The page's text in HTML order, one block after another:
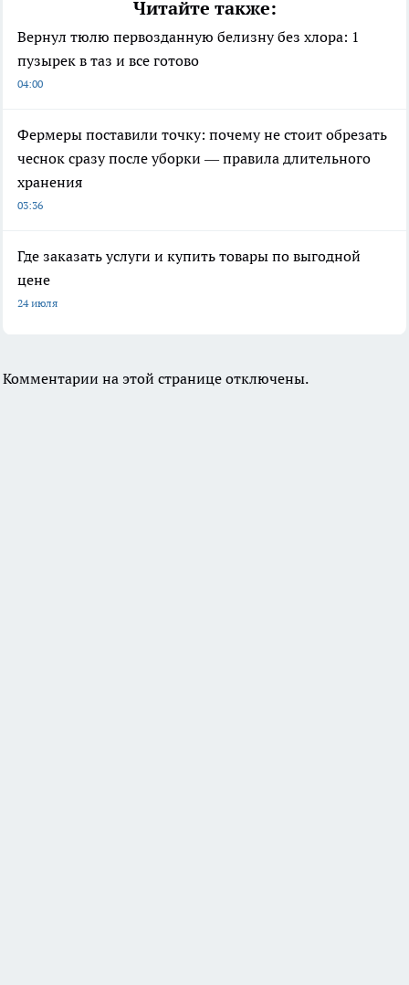
Читайте также:
Вернул тюлю первозданную белизну без хлора: 1
пузырек в таз и все готово
04:00
Фермеры поставили точку: почему не стоит обрезать
чеснок сразу после уборки — правила длительного
хранения
03:36
Где заказать услуги и купить товары по выгодной
цене
24 июля
Комментарии на этой странице отключены.